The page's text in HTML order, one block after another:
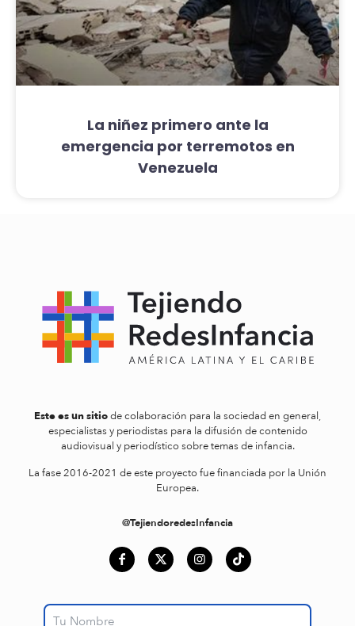
La niñez primero ante la
emergencia por terremotos en
Venezuela
Este es un sitiode colaboración para la sociedad en general,
especialistas y periodistas para la difusión de contenido
audiovisual y periodístico sobre temas de infancia.
La fase 2016-2021 de este proyecto fue financiada por la Unión
Europea.
@TejiendoredesInfancia